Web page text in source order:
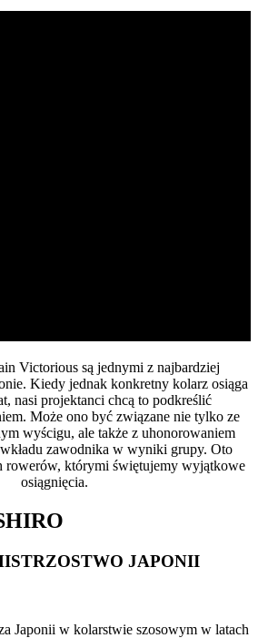
Victorious są jednymi z najbardziej
Kiedy jednak konkretny kolarz osiąga
nasi projektanci chcą to podkreślić
Może ono być związane nie tylko ze
wyścigu, ale także z uhonorowaniem
zawodnika w wyniki grupy. Oto
rowerów, którymi świętujemy wyjątkowe
osiągnięcia.
JAPONII
Japonii w kolarstwie szosowym w latach